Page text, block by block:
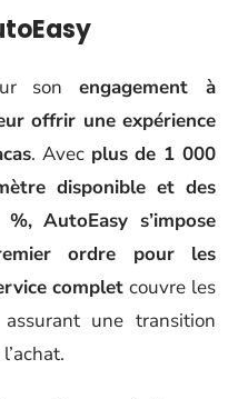
sonengagement à
offrir une expérience
. Avec plus de 1 000
disponible et des
AutoEasy s’impose
ordre pour les
complet couvre les
une transition